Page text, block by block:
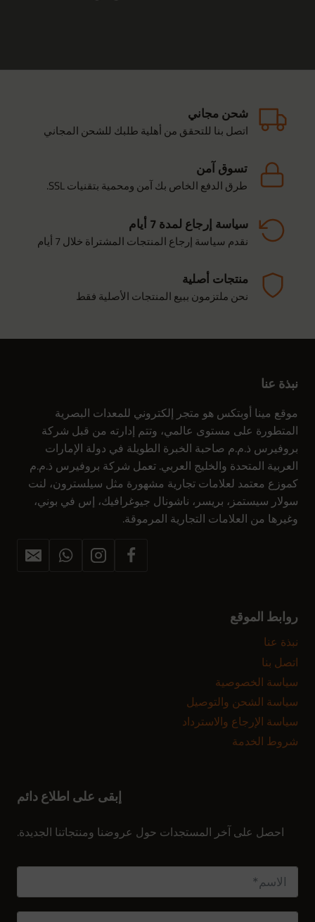
شحن مجاني
اتصل بنا للتحقق من أهلية طلبك للشحن المجاني
تسوق آمن
طرق الدفع الخاص بك آمن ومحمية بتقنيات SSL.
سياسة إرجاع لمدة 7 أيام
نقدم سياسة إرجاع المنتجات المشتراة خلال 7 أيام
منتجات أصلية
نحن ملتزمون ببيع المنتجات الأصلية فقط
نبذة عنا
موقع مينا أوبتكس هو متجر إلكتروني للمعدات البصرية
المتطورة على مستوى عالمي، وتتم إدارته من قبل شركة
بروفيرس ذ.م.م صاحبة الخبرة الطويلة في دولة الإمارات
العربية المتحدة والخليج العربي. تعمل شركة بروفيرس ذ.م.م
كموزع معتمد لعلامات تجارية مشهورة مثل سيلسترون، لنت
سولار سيستمز، بريسر، ناشونال جيوغرافيك، إس في بوني،
وغيرها من العلامات التجارية المرموقة.
روابط الموقع
نبذة عنا
اتصل بنا
سياسة الخصوصية
سياسة الشحن والتوصيل
سياسة الإرجاع والاسترداد
شروط الخدمة
إبقى على اطلاع دائم
احصل على آخر المستجدات حول عروضنا ومنتجاتنا الجديدة.